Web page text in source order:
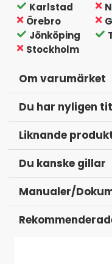
Rumsfyllande
Karlstad
Örebro
Jönköping
Stockholm
Om varumärket
Du har nyligen
Liknande
Du kanske gillar
Manualer/